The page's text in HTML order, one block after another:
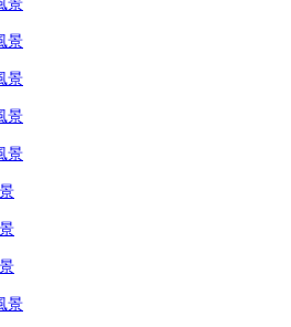
景
景
景
景
景